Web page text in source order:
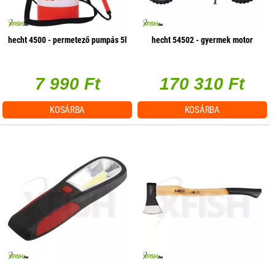
hecht 4500 - permetező pumpás 5l
7 990 Ft
KOSÁRBA
hecht 54502 - gyermek motor
170 310 Ft
KOSÁRBA